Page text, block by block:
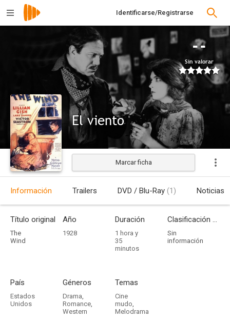
Identificarse/Registrarse
--
Sin valorar
El viento
Estrenada
Marcar ficha
Información Trailers DVD / Blu-Ray (1) Noticias
Título original
The
Wind
Año
1928
Duración
1 hora y
35
minutos
Clasificación por edades
Sin
información
País
Estados
Unidos
Géneros
Drama,
Romance,
Western
Temas
Cine
mudo,
Melodrama